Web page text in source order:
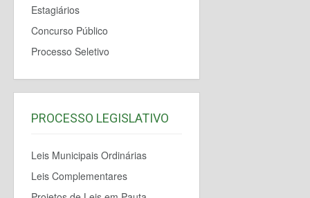
Estagiários
Concurso Público
Processo Seletivo
PROCESSO LEGISLATIVO
Leis Municipais Ordinárias
Leis Complementares